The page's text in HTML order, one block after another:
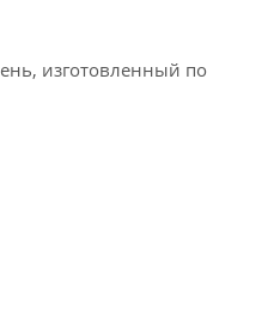
изготовленный по